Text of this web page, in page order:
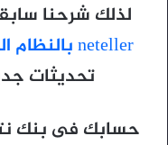
لذلك شرحنا
neteller بالنظام الجديد
تحديثات